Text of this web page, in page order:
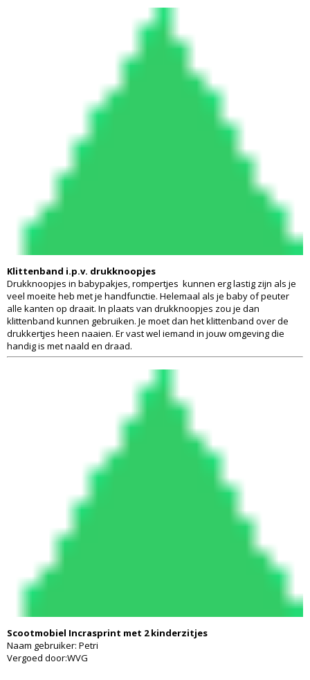
Klittenband i.p.v. drukknoopjes
Drukknoopjes in babypakjes, rompertjes kunnen erg lastig zijn als je
veel moeite heb met je handfunctie. Helemaal als je baby of peuter
alle kanten op draait. In plaats van drukknoopjes zou je dan
klittenband kunnen gebruiken. Je moet dan het klittenband over de
drukkertjes heen naaien. Er vast wel iemand in jouw omgeving die
handig is met naald en draad.
Scootmobiel Incrasprint met 2 kinderzitjes
Naam gebruiker: Petri
Vergoed door:WVG